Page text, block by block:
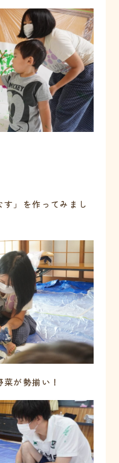
」を作ってみまし
が勢揃い！